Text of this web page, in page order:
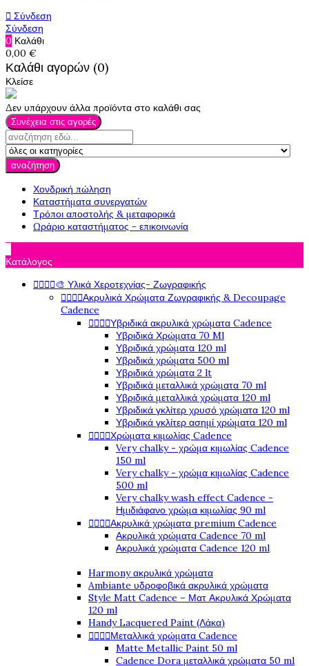
 Σύνδεση
Σύνδεση
0 Καλάθι
0,00 €
Καλάθι αγορών (0)
Κλείσε
Δεν υπάρχουν άλλα προϊόντα στο καλάθι σας
Συνέχεια στις αγορές
αναζήτηση
Χονδρική πώληση
Καταστήματα συνεργατών
Τρόποι αποστολής & μεταφορικά
Ωράριο καταστήματος - επικοινωνία
Κατάλογος
🎨 Υλικά Χεροτεχνίας- Ζωγραφικής
Ακρυλικά Χρώματα Ζωγραφικής & Decoupage
Cadence
Υβριδικά ακρυλικά χρώματα Cadence
Υβριδικά Χρώματα 70 Ml
Υβριδικά χρώματα 120 ml
Υβριδικά χρώματα 500 ml
Υβριδικά χρώματα 2 lt
Υβριδικά μεταλλικά χρώματα 70 ml
Υβριδικά μεταλλικά χρώματα 120 ml
Υβριδικά γκλίτερ χρυσό χρώματα 120 ml
Υβριδικά γκλίτερ ασημί χρώματα 120 ml
Χρώματα κιμωλίας Cadence
Very chalky - χρώμα κιμωλίας Cadence
150 ml
Very chalky - χρώμα κιμωλίας Cadence
500 ml
Very chalky wash effect Cadence -
Ημιδιάφανο χρώμα κιμωλίας 90 ml
Ακρυλικά χρώματα premium Cadence
Ακρυλικά χρώματα Cadence 70 ml
Ακρυλικά χρώματα Cadence 120 ml
Harmony ακρυλικά χρώματα
Ambiante υδροφοβικά ακρυλικά χρώματα
Style Matt Cadence – Ματ Ακρυλικά Χρώματα
120 ml
Handy Lacquered Paint (Λάκα)
Μεταλλικά χρώματα Cadence
Matte Metallic Paint 50 ml
Cadence Dora μεταλλικά χρώματα 50 ml